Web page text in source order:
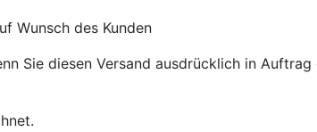
Wunsch des Kunden
Sie diesen Versand ausdrücklich in